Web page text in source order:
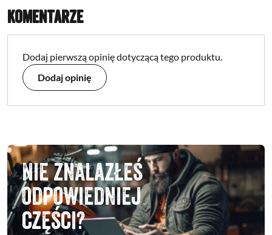
Komentarze
Dodaj pierwszą opinię dotyczącą tego produktu.
Dodaj opinię
Nie znalazłeś
odpowiedniej
części?